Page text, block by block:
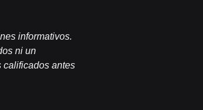
informativos.
ni un
calificados antes